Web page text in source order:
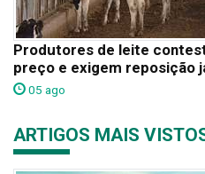
Produtores de leite
preço e exigem reposição
05 ago
ARTIGOS MAIS